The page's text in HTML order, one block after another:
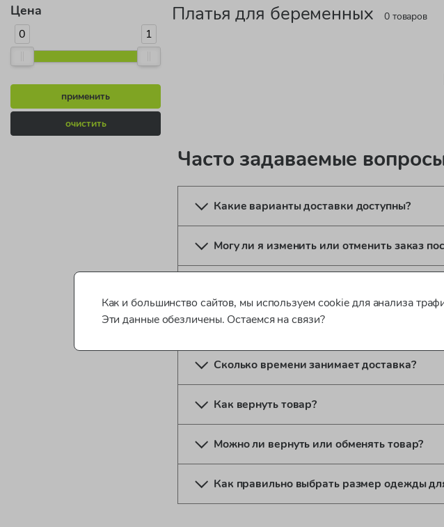
Цена
0 1
применить
очистить
Платья для беременных 0 товаров
Часто задаваемые
Какие варианты доставки доступны?
Могу ли я изменить или отменить заказ
Какие способы оплаты доступны?
Сколько времени занимает доставка?
Как вернуть товар?
Можно ли вернуть или обменять товар?
Как правильно выбрать размер одежды
Как и большинство сайтов, мы используем cookie для анализа
Эти данные обезличены. Остаемся на связи?